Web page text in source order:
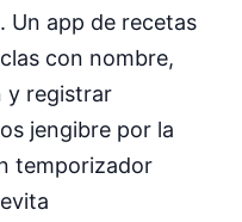
Un app de recetas
con nombre,
y registrar
jengibre por la
temporizador